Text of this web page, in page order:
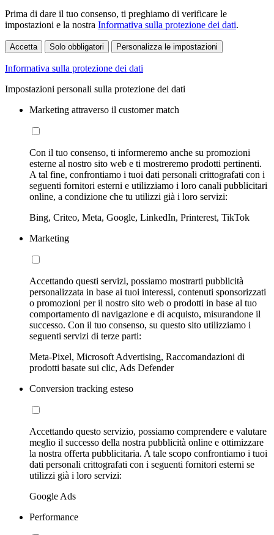
Prima di dare il tuo consenso, ti preghiamo di verificare le
impostazioni e la nostra Informativa sulla protezione dei dati.
Accetta Solo obbligatori Personalizza le impostazioni
Informativa sulla protezione dei dati
Impostazioni personali sulla protezione dei dati
Marketing attraverso il customer match
Con il tuo consenso, ti informeremo anche su promozioni
esterne al nostro sito web e ti mostreremo prodotti pertinenti.
A tal fine, confrontiamo i tuoi dati personali crittografati con i
seguenti fornitori esterni e utilizziamo i loro canali pubblicitari
online, a condizione che tu utilizzi già i loro servizi:
Bing, Criteo, Meta, Google, LinkedIn, Printerest, TikTok
Marketing
Accettando questi servizi, possiamo mostrarti pubblicità
personalizzata in base ai tuoi interessi, contenuti sponsorizzati
o promozioni per il nostro sito web o prodotti in base al tuo
comportamento di navigazione e di acquisto, misurandone il
successo. Con il tuo consenso, su questo sito utilizziamo i
seguenti servizi di terze parti:
Meta-Pixel, Microsoft Advertising, Raccomandazioni di
prodotti basate sui clic, Ads Defender
Conversion tracking esteso
Accettando questo servizio, possiamo comprendere e valutare
meglio il successo della nostra pubblicità online e ottimizzare
la nostra offerta pubblicitaria. A tale scopo confrontiamo i tuoi
dati personali crittografati con i seguenti fornitori esterni se
utilizzi già i loro servizi:
Google Ads
Performance